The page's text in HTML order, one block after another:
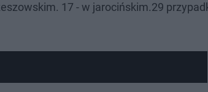
17 - w jarocińskim.29